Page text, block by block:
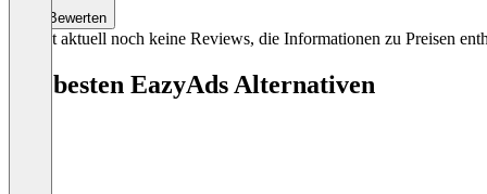
Bewerten
Es gibt aktuell noch keine Reviews, die Informationen zu Preisen
Die besten EazyAds Alternativen